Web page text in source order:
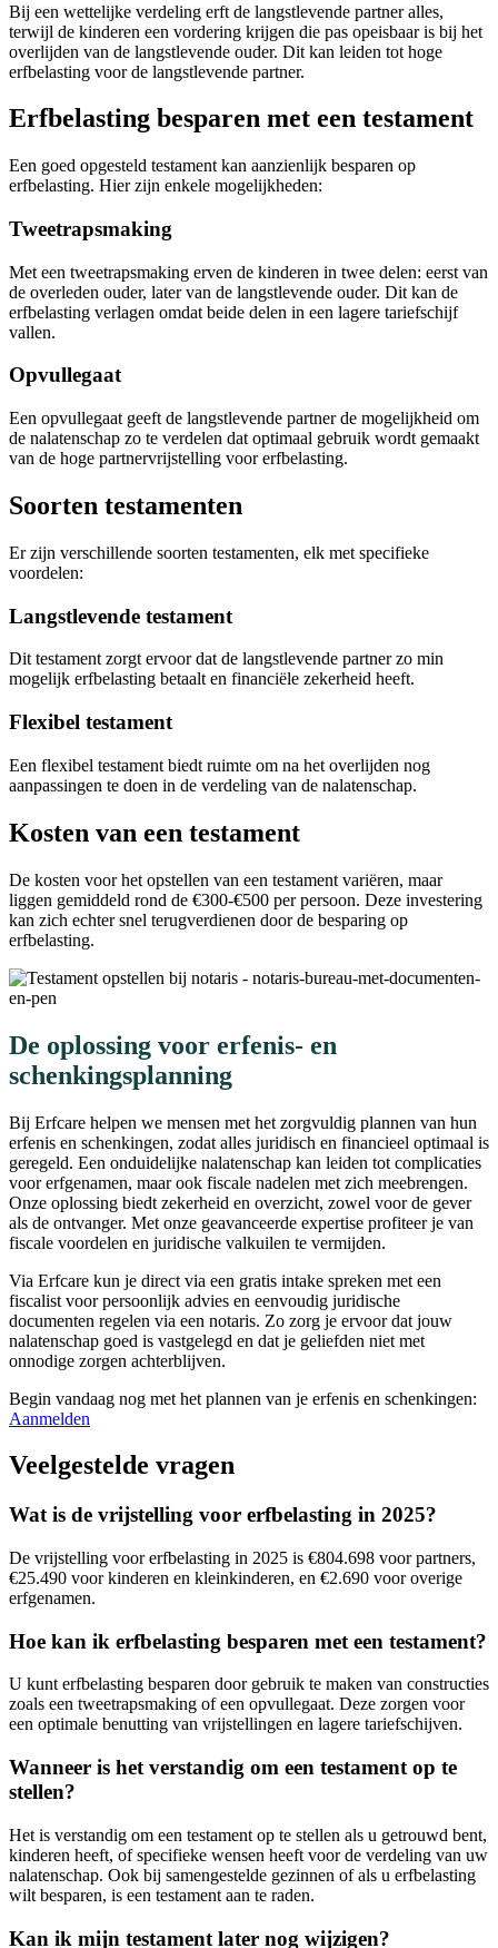
Bij een wettelijke verdeling erft de langstlevende partner alles,
terwijl de kinderen een vordering krijgen die pas opeisbaar is bij het
overlijden van de langstlevende ouder. Dit kan leiden tot hoge
erfbelasting voor de langstlevende partner.
Erfbelasting besparen met een testament
Een goed opgesteld testament kan aanzienlijk besparen op
erfbelasting. Hier zijn enkele mogelijkheden:
Tweetrapsmaking
Met een tweetrapsmaking erven de kinderen in twee delen: eerst van
de overleden ouder, later van de langstlevende ouder. Dit kan de
erfbelasting verlagen omdat beide delen in een lagere tariefschijf
vallen.
Opvullegaat
Een opvullegaat geeft de langstlevende partner de mogelijkheid om
de nalatenschap zo te verdelen dat optimaal gebruik wordt gemaakt
van de hoge partnervrijstelling voor erfbelasting.
Soorten testamenten
Er zijn verschillende soorten testamenten, elk met specifieke
voordelen:
Langstlevende testament
Dit testament zorgt ervoor dat de langstlevende partner zo min
mogelijk erfbelasting betaalt en financiële zekerheid heeft.
Flexibel testament
Een flexibel testament biedt ruimte om na het overlijden nog
aanpassingen te doen in de verdeling van de nalatenschap.
Kosten van een testament
De kosten voor het opstellen van een testament variëren, maar
liggen gemiddeld rond de €300-€500 per persoon. Deze investering
kan zich echter snel terugverdienen door de besparing op
erfbelasting.
De oplossing voor erfenis- en
schenkingsplanning
Bij Erfcare helpen we mensen met het zorgvuldig plannen van hun
erfenis en schenkingen, zodat alles juridisch en financieel optimaal is
geregeld. Een onduidelijke nalatenschap kan leiden tot complicaties
voor erfgenamen, maar ook fiscale nadelen met zich meebrengen.
Onze oplossing biedt zekerheid en overzicht, zowel voor de gever
als de ontvanger. Met onze geavanceerde expertise profiteer je van
fiscale voordelen en juridische valkuilen te vermijden.
Via Erfcare kun je direct via een gratis intake spreken met een
fiscalist voor persoonlijk advies en eenvoudig juridische
documenten regelen via een notaris. Zo zorg je ervoor dat jouw
nalatenschap goed is vastgelegd en dat je geliefden niet met
onnodige zorgen achterblijven.
Begin vandaag nog met het plannen van je erfenis en schenkingen:
Aanmelden
Veelgestelde vragen
Wat is de vrijstelling voor erfbelasting in 2025?
De vrijstelling voor erfbelasting in 2025 is €804.698 voor partners,
€25.490 voor kinderen en kleinkinderen, en €2.690 voor overige
erfgenamen.
Hoe kan ik erfbelasting besparen met een testament?
U kunt erfbelasting besparen door gebruik te maken van constructies
zoals een tweetrapsmaking of een opvullegaat. Deze zorgen voor
een optimale benutting van vrijstellingen en lagere tariefschijven.
Wanneer is het verstandig om een testament op te
stellen?
Het is verstandig om een testament op te stellen als u getrouwd bent,
kinderen heeft, of specifieke wensen heeft voor de verdeling van uw
nalatenschap. Ook bij samengestelde gezinnen of als u erfbelasting
wilt besparen, is een testament aan te raden.
Kan ik mijn testament later nog wijzigen?